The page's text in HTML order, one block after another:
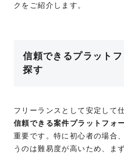
クをご紹介します。
信頼できるプラット
探す
フリーランスとして安定して
信頼できる案件プラットフォ
重要です。特に初心者の場合
うのは難易度が高いため、ま